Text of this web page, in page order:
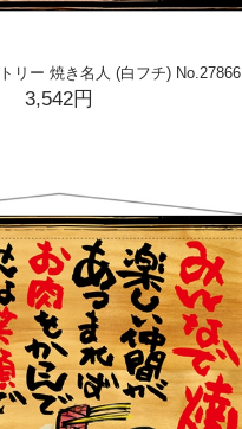
リー 焼き名人 (白フチ) No.27866
3,542円